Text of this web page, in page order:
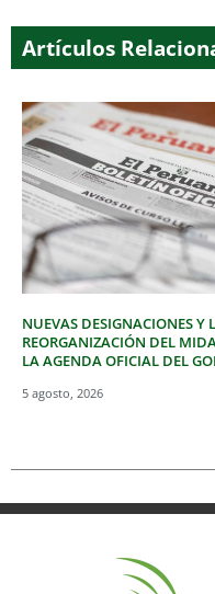
Artículos
NUEVAS DESIGNACIONES Y
REORGANIZACIÓN DEL
LA AGENDA OFICIAL DEL
5 agosto, 2026